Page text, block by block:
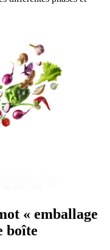
« emballage
boîte